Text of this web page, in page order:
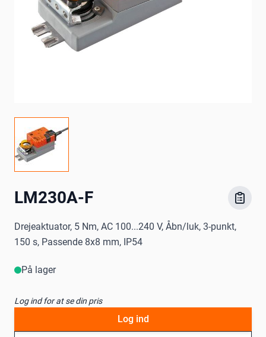
LM230A-F
Drejeaktuator, 5 Nm, AC 100...240 V, Åbn/luk, 3-punkt,
150 s, Passende 8x8 mm, IP54
På lager
Log ind for at se din pris
Log ind